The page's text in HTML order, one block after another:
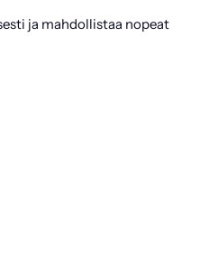
ja mahdollistaa nopeat